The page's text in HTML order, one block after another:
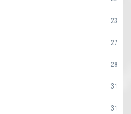
23
27
28
31
31